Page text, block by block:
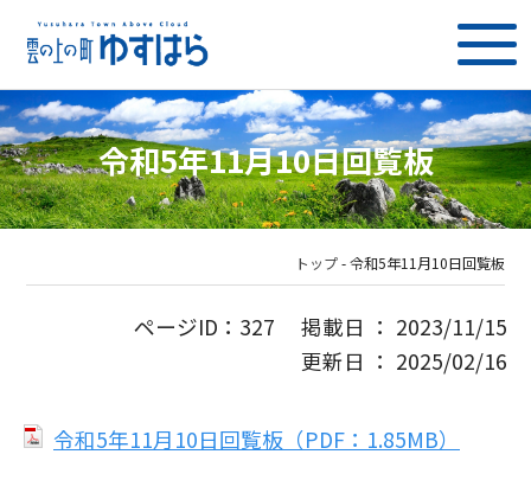
令和5年11月10日回覧板
トップ-令和5年11月10日回覧板
ページID：327 掲載日 ： 2023/11/15
更新日 ： 2025/02/16
令和5年11月10日回覧板（PDF：1.85MB）